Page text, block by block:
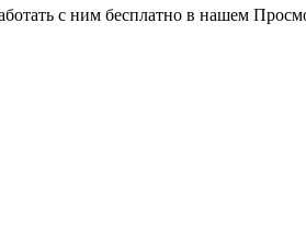
с ним бесплатно в нашем